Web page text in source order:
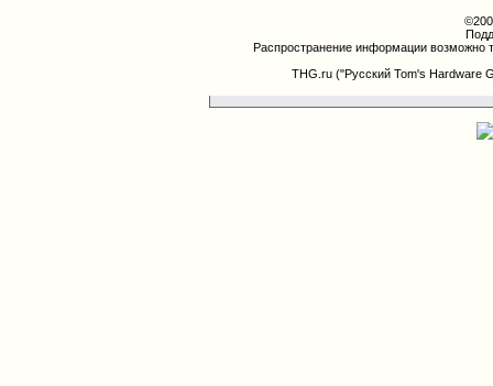
Распространение информации возможно
THG.ru ("Русский Tom's Hardware